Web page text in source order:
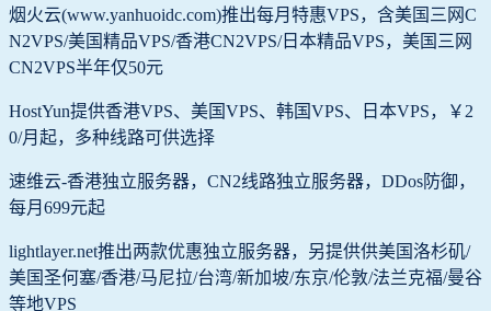
烟火云(www.yanhuoidc.com)推出每月特惠VPS，含美国三网C
N2VPS/美国精品VPS/香港CN2VPS/日本精品VPS，美国三网
CN2VPS半年仅50元
HostYun提供香港VPS、美国VPS、韩国VPS、日本VPS，￥2
0/月起，多种线路可供选择
速维云-香港独立服务器，CN2线路独立服务器，DDos防御，
每月699元起
lightlayer.net推出两款优惠独立服务器，另提供供美国洛杉矶/
美国圣何塞/香港/马尼拉/台湾/新加坡/东京/伦敦/法兰克福/曼谷
等地VPS